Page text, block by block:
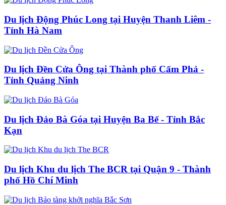
Du lịch Động Phúc Long tại Huyện Thanh Liêm -
Tỉnh Hà Nam
Du lịch Đền Cửa Ông tại Thành phố Cẩm Phả -
Tỉnh Quảng Ninh
Du lịch Đảo Bà Góa tại Huyện Ba Bể - Tỉnh Bắc
Kạn
Du lịch Khu du lịch The BCR tại Quận 9 - Thành
phố Hồ Chí Minh